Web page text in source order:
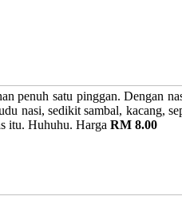
penuh satu pinggan. Dengan
nasi, sedikit sambal, kacang,
itu. Huhuhu. Harga RM 8.00